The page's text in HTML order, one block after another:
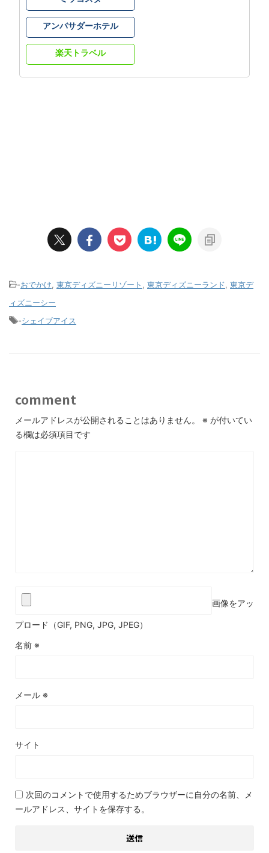
アンバサダーホテル
楽天トラベル
-おでかけ 東京ディズニーリゾート 東京ディズニーランド 東京デ
ィズニーシー
-シェイブアイス
comment
メールアドレスが公開されることはありません。 ※ が付いてい
る欄は必須項目です
画像をアッ
プロード（GIF, PNG, JPG, JPEG）
名前 ※
メール ※
サイト
次回のコメントで使用するためブラウザーに自分の名前、メ
ールアドレス、サイトを保存する。